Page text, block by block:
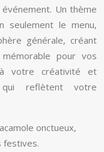
Un thème
seulement le menu,
générale, créant
pour vos
votre créativité et
reflètent votre
onctueux,
festives.